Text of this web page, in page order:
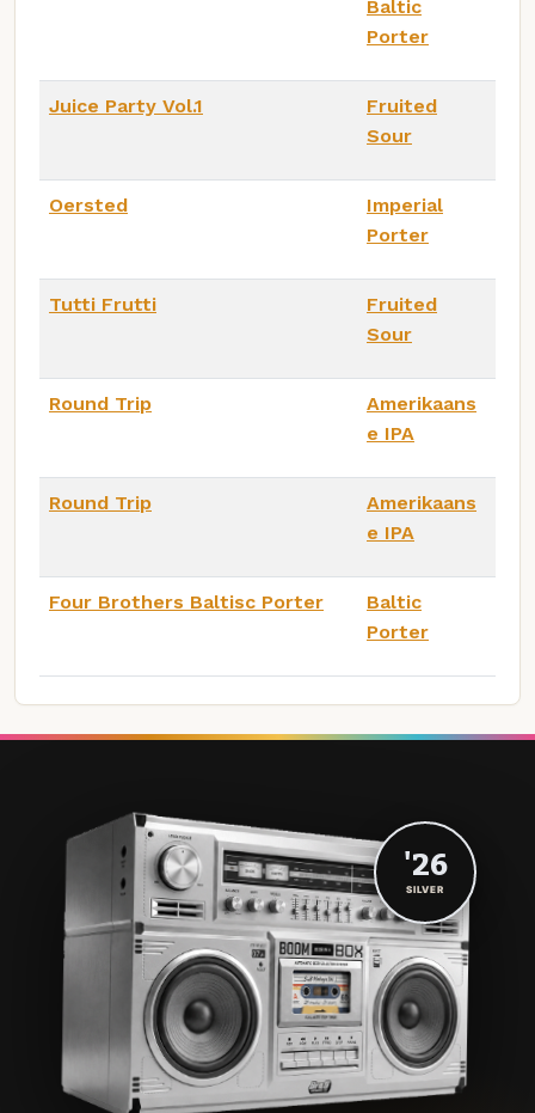
Baltic
Porter
Juice Party Vol.1
Fruited
Sour
Oersted
Imperial
Porter
Tutti Frutti
Fruited
Sour
Round Trip
Amerikaans
e IPA
Round Trip
Amerikaans
e IPA
Four Brothers Baltisc Porter
Baltic
Porter
'26
SILVER